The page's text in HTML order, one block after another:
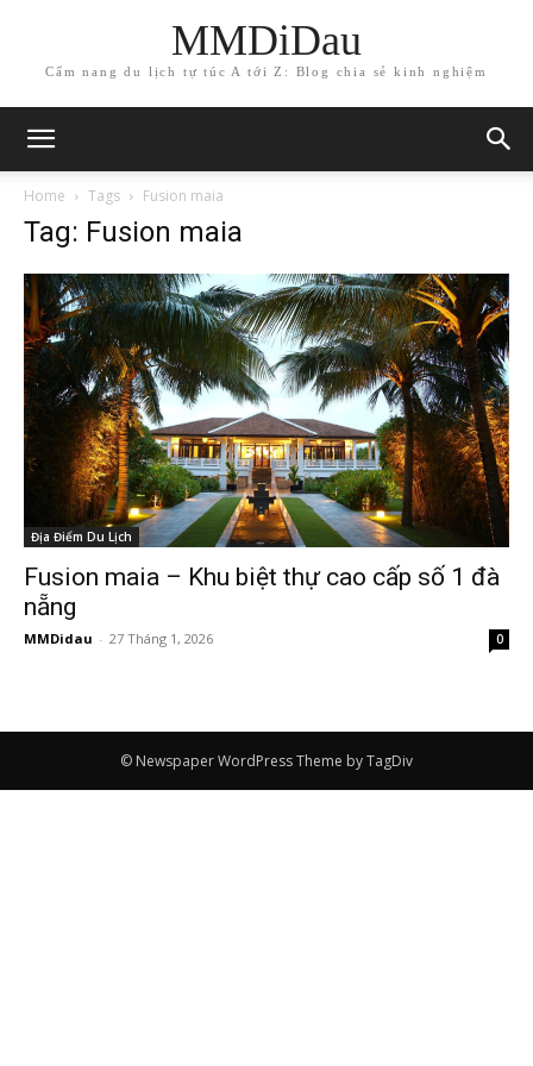
MMDiDau
Cẩm nang du lịch tự túc A tới Z: Blog chia sẻ kinh nghiệm
Home Tags Fusion maia
Tag: Fusion maia
Địa Điểm Du Lịch
Fusion maia – Khu biệt thự cao cấp số 1 đà
nẵng
MMDidau - 27 Tháng 1, 2026 0
© Newspaper WordPress Theme by TagDiv